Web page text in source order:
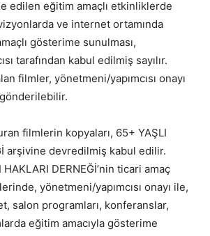
edilen eğitim amaçlı etkinliklerde
ve internet ortamında
gösterime sunulması,
tarafından kabul edilmiş sayılır.
filmler, yönetmeni/yapımcısı onayı
filmlerin kopyaları, 65+ YAŞLI
arşivine devredilmiş kabul edilir.
DERNEĞİ’nin ticari amaç
yönetmeni/yapımcısı onayı ile,
salon programları, konferanslar,
eğitim amacıyla gösterime